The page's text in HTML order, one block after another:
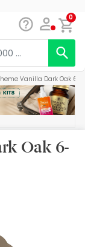
0
Vanilla Dark Oak 6-
Oak 6-